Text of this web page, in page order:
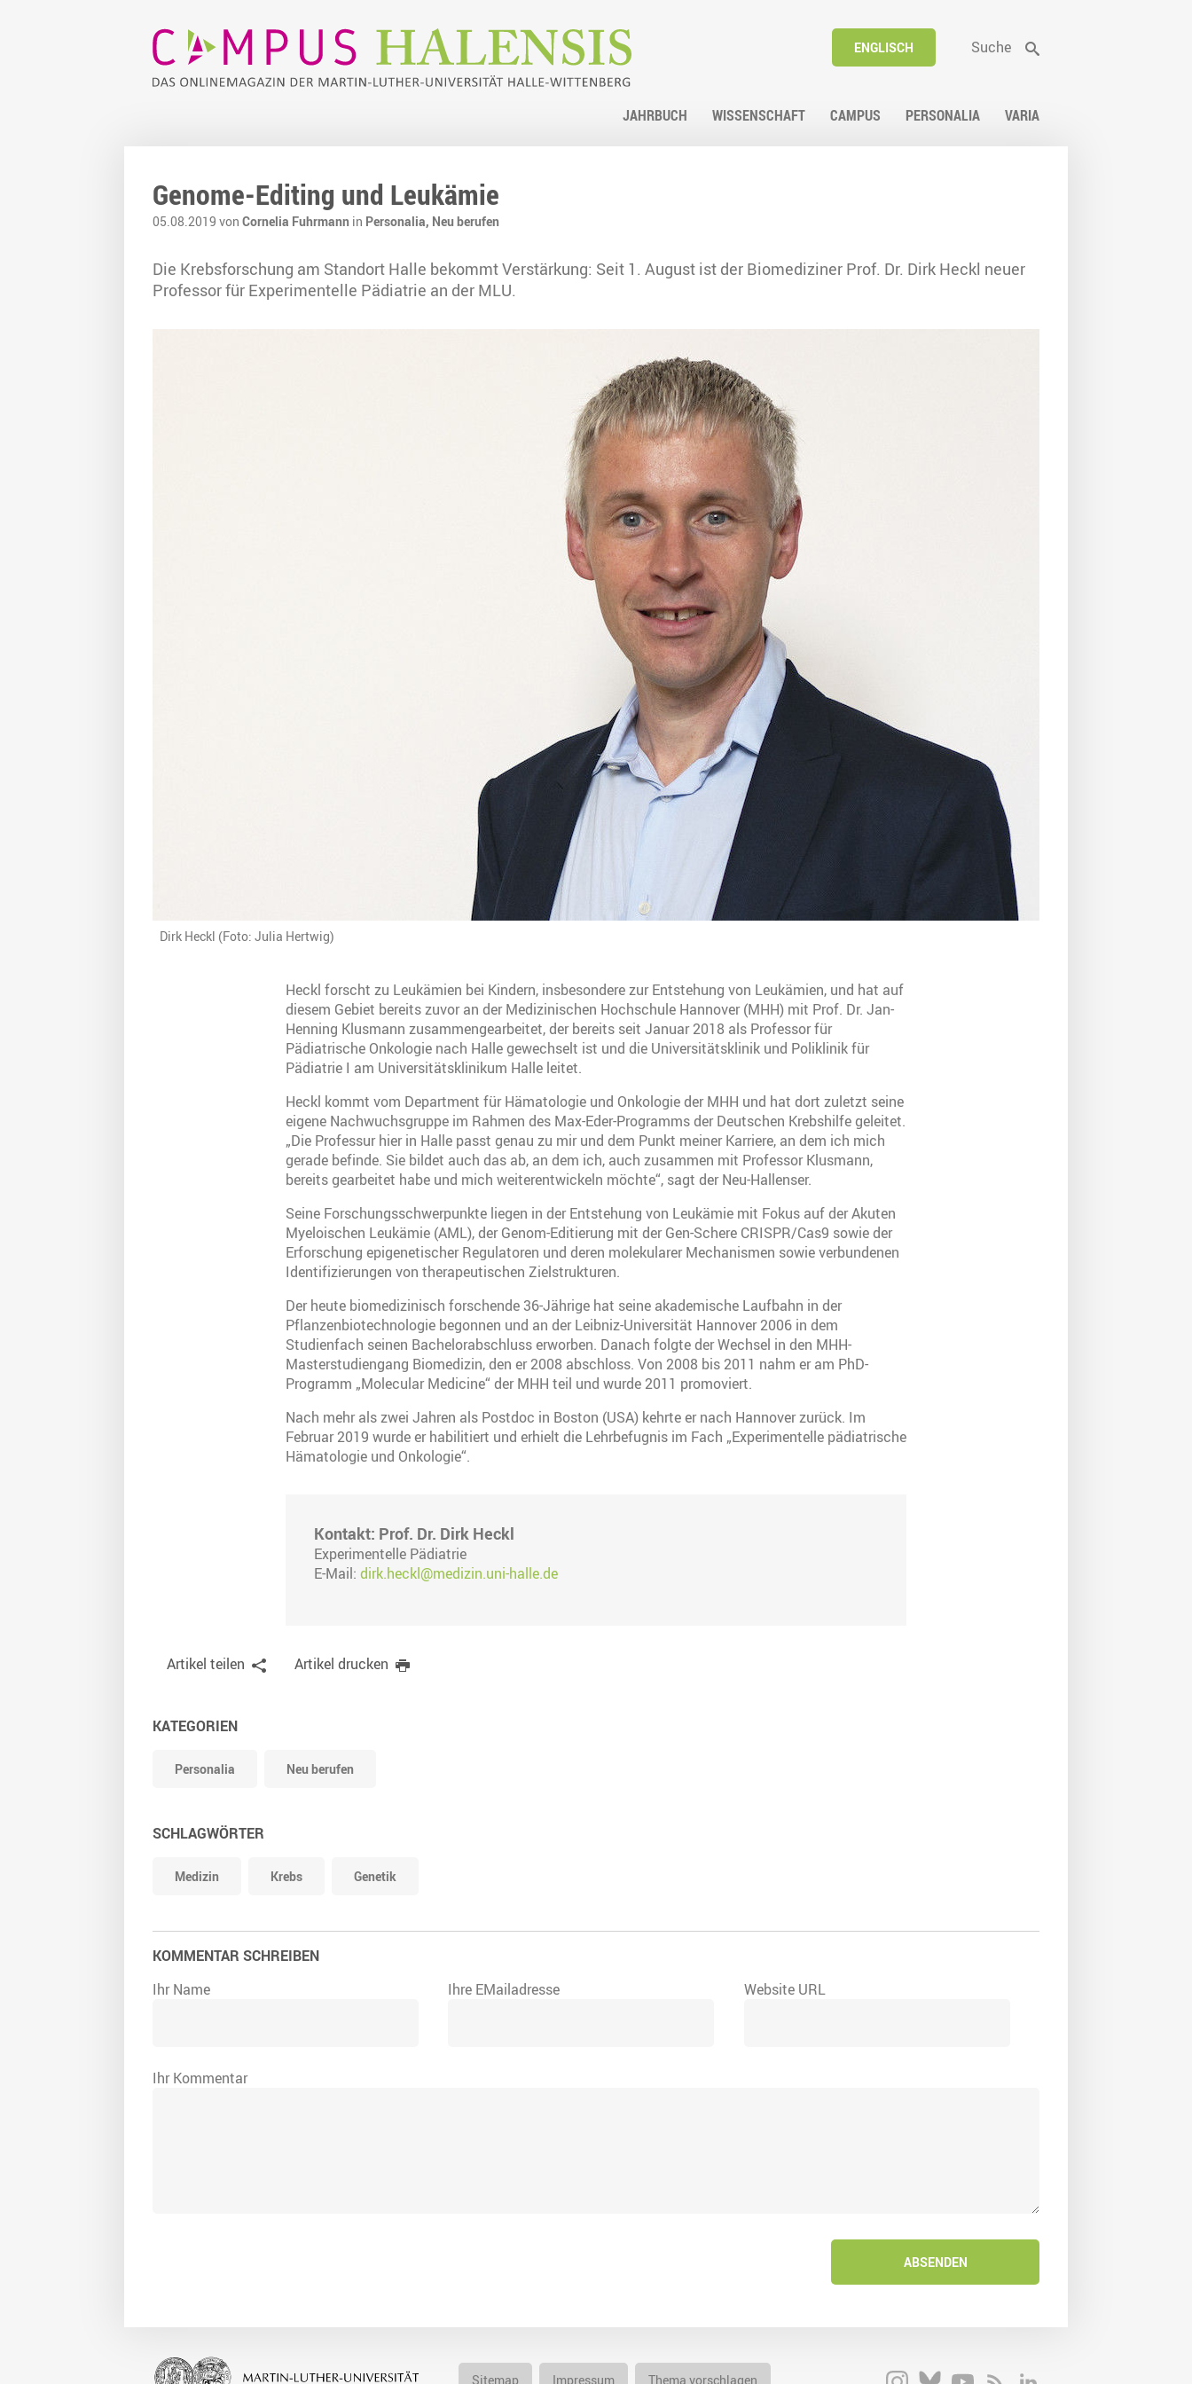
ENGLISCH Suche
JAHRBUCH WISSENSCHAFT CAMPUS PERSONALIA VARIA
Genome-Editing und Leukämie
05.08.2019 von Cornelia Fuhrmann in Personalia, Neu berufen
Die Krebsforschung am Standort Halle bekommt Verstärkung: Seit 1. August ist der Biomediziner Prof. Dr. Dirk Heckl neuer
Professor für Experimentelle Pädiatrie an der MLU.
Dirk Heckl (Foto: Julia Hertwig)
Heckl forscht zu Leukämien bei Kindern, insbesondere zur Entstehung von Leukämien, und hat auf
diesem Gebiet bereits zuvor an der Medizinischen Hochschule Hannover (MHH) mit Prof. Dr. Jan-
Henning Klusmann zusammengearbeitet, der bereits seit Januar 2018 als Professor für
Pädiatrische Onkologie nach Halle gewechselt ist und die Universitätsklinik und Poliklinik für
Pädiatrie I am Universitätsklinikum Halle leitet.
Heckl kommt vom Department für Hämatologie und Onkologie der MHH und hat dort zuletzt seine
eigene Nachwuchsgruppe im Rahmen des Max-Eder-Programms der Deutschen Krebshilfe geleitet.
„Die Professur hier in Halle passt genau zu mir und dem Punkt meiner Karriere, an dem ich mich
gerade befinde. Sie bildet auch das ab, an dem ich, auch zusammen mit Professor Klusmann,
bereits gearbeitet habe und mich weiterentwickeln möchte“, sagt der Neu-Hallenser.
Seine Forschungsschwerpunkte liegen in der Entstehung von Leukämie mit Fokus auf der Akuten
Myeloischen Leukämie (AML), der Genom-Editierung mit der Gen-Schere CRISPR/Cas9 sowie der
Erforschung epigenetischer Regulatoren und deren molekularer Mechanismen sowie verbundenen
Identifizierungen von therapeutischen Zielstrukturen.
Der heute biomedizinisch forschende 36-Jährige hat seine akademische Laufbahn in der
Pflanzenbiotechnologie begonnen und an der Leibniz-Universität Hannover 2006 in dem
Studienfach seinen Bachelorabschluss erworben. Danach folgte der Wechsel in den MHH-
Masterstudiengang Biomedizin, den er 2008 abschloss. Von 2008 bis 2011 nahm er am PhD-
Programm „Molecular Medicine“ der MHH teil und wurde 2011 promoviert.
Nach mehr als zwei Jahren als Postdoc in Boston (USA) kehrte er nach Hannover zurück. Im
Februar 2019 wurde er habilitiert und erhielt die Lehrbefugnis im Fach „Experimentelle pädiatrische
Hämatologie und Onkologie“.
Kontakt: Prof. Dr. Dirk Heckl
Experimentelle Pädiatrie
E-Mail: dirk.heckl@medizin.uni-halle.de
Artikel teilen Artikel drucken
KATEGORIEN
Personalia Neu berufen
SCHLAGWÖRTER
Medizin Krebs Genetik
KOMMENTAR SCHREIBEN
Ihr Name
Ihre EMailadresse Website URL
Ihr Kommentar
ABSENDEN
Sitemap Impressum Thema vorschlagen